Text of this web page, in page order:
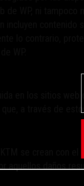
de WP, ni
incluyen
lo contrario,
WP.
en los sitios
a través de
se crean con el
aquellos daños